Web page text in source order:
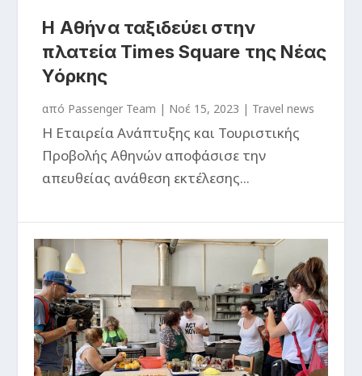
Η Αθήνα ταξιδεύει στην
πλατεία Times Square της Νέας
Υόρκης
από Passenger Team | Νοέ 15, 2023 | Travel news
Η Εταιρεία Ανάπτυξης και Τουριστικής
Προβολής Αθηνών αποφάσισε την
απευθείας ανάθεση εκτέλεσης...